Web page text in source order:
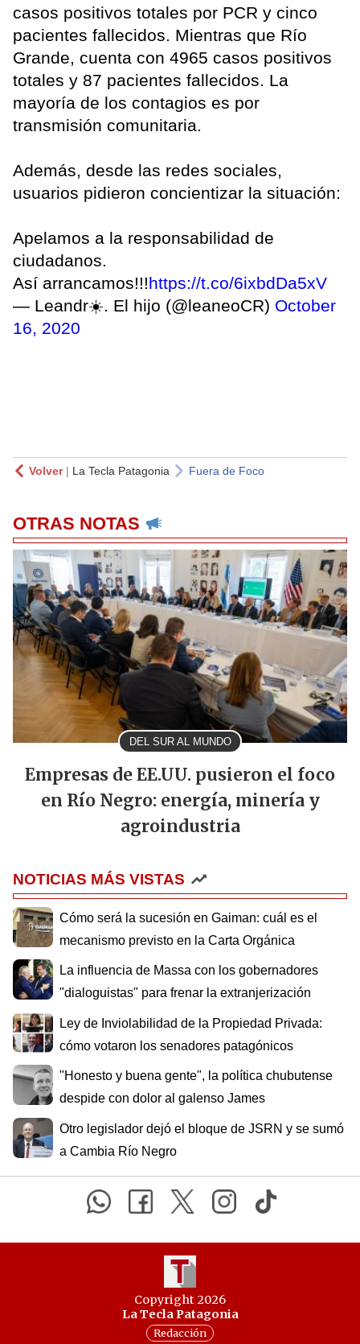
casos positivos totales por PCR y cinco
pacientes fallecidos. Mientras que Río
Grande, cuenta con 4965 casos positivos
totales y 87 pacientes fallecidos. La
mayoría de los contagios es por
transmisión comunitaria.
Además, desde las redes sociales,
usuarios pidieron concientizar la situación:
Apelamos a la responsabilidad de
ciudadanos.
Así arrancamos!!!https://t.co/6ixbdDa5xV
— Leandr☀️. El hijo (@leaneoCR) October
16, 2020
Volver| La Tecla Patagonia Fuera de Foco
OTRAS NOTAS
DEL SUR AL MUNDO
Empresas de EE.UU. pusieron el foco
en Río Negro: energía, minería y
agroindustria
NOTICIAS MÁS VISTAS
Cómo será la sucesión en Gaiman: cuál es el
mecanismo previsto en la Carta Orgánica
La influencia de Massa con los gobernadores
"dialoguistas" para frenar la extranjerización
Ley de Inviolabilidad de la Propiedad Privada:
cómo votaron los senadores patagónicos
"Honesto y buena gente", la política chubutense
despide con dolor al galenso James
Otro legislador dejó el bloque de JSRN y se sumó
a Cambia Río Negro
Copyright 2026
La Tecla Patagonia
Redacción